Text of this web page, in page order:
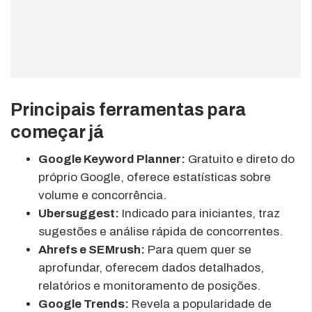
Principais ferramentas para
começar já
Google Keyword Planner: Gratuito e direto do
próprio Google, oferece estatísticas sobre
volume e concorrência.
Ubersuggest: Indicado para iniciantes, traz
sugestões e análise rápida de concorrentes.
Ahrefs e SEMrush: Para quem quer se
aprofundar, oferecem dados detalhados,
relatórios e monitoramento de posições.
Google Trends: Revela a popularidade de